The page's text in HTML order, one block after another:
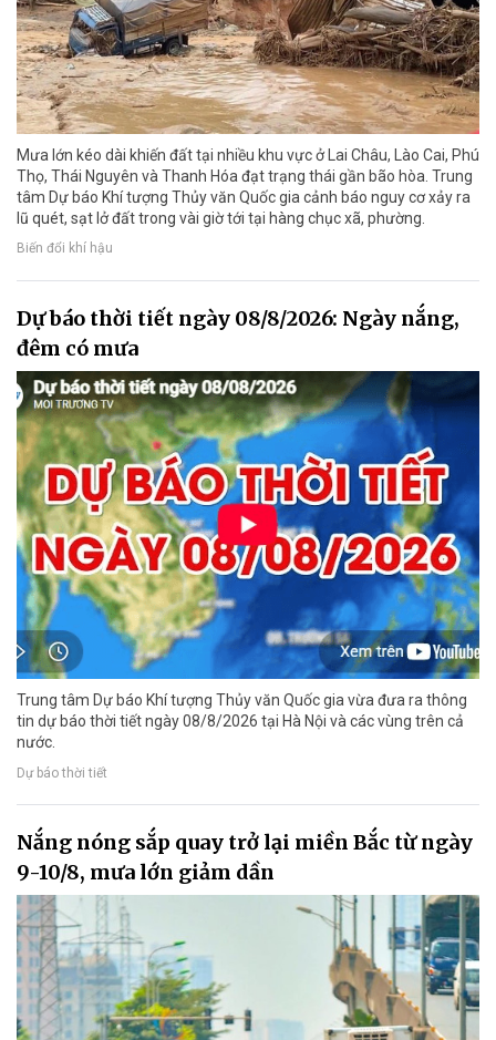
Mưa lớn kéo dài khiến đất tại nhiều khu vực ở Lai Châu, Lào Cai, Phú
Thọ, Thái Nguyên và Thanh Hóa đạt trạng thái gần bão hòa. Trung
tâm Dự báo Khí tượng Thủy văn Quốc gia cảnh báo nguy cơ xảy ra
lũ quét, sạt lở đất trong vài giờ tới tại hàng chục xã, phường.
Biến đổi khí hậu
Dự báo thời tiết ngày 08/8/2026: Ngày nắng,
đêm có mưa
Trung tâm Dự báo Khí tượng Thủy văn Quốc gia vừa đưa ra thông
tin dự báo thời tiết ngày 08/8/2026 tại Hà Nội và các vùng trên cả
nước.
Dự báo thời tiết
Nắng nóng sắp quay trở lại miền Bắc từ ngày
9-10/8, mưa lớn giảm dần